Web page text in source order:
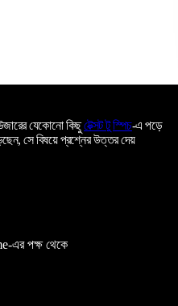
যেকোনো কিছুটেক্সট টু স্পিচ-এ পড়ে
সে বিষয়ে প্রশ্নের উত্তর দেয়
এর পক্ষ থেকে